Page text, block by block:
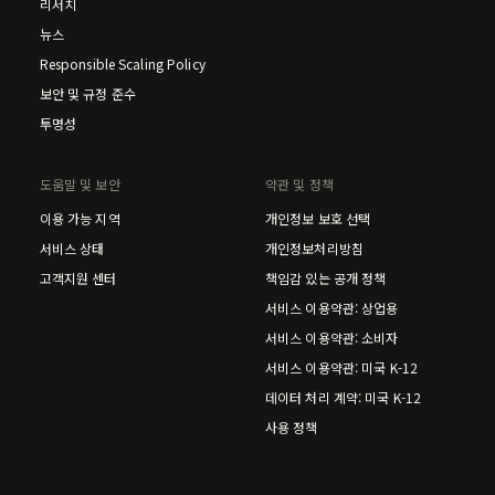
뉴스
Responsible Scaling Policy
보안 및 규정 준수
투명성
도움말 및 보안
이용 가능 지역
서비스 상태
고객지원 센터
약관 및 정책
개인정보 보호 선택
개인정보처리방침
책임감 있는 공개 정책
서비스 이용약관: 상업용
서비스 이용약관: 소비자
서비스 이용약관: 미국 K-12
데이터 처리 계약: 미국 K-12
사용 정책